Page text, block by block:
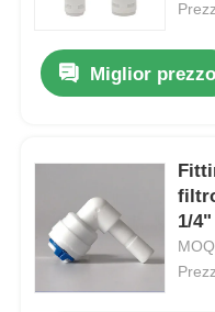
Miglior prezzo
1/
tubo